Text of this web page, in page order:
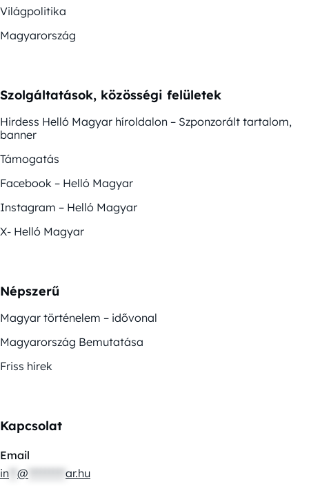
Világpolitika
Magyarország
Szolgáltatások, közösségi felületek
Hirdess Helló Magyar híroldalon – Szponzorált tartalom,
banner
Támogatás
Facebook – Helló Magyar
Instagram – Helló Magyar
X- Helló Magyar
Népszerű
Magyar történelem – idővonal
Magyarország Bemutatása
Friss hírek
Kapcsolat
Email
in @ ar.hu